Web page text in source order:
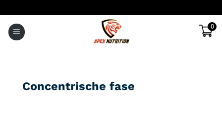
inhoud
0
Concentrische fase